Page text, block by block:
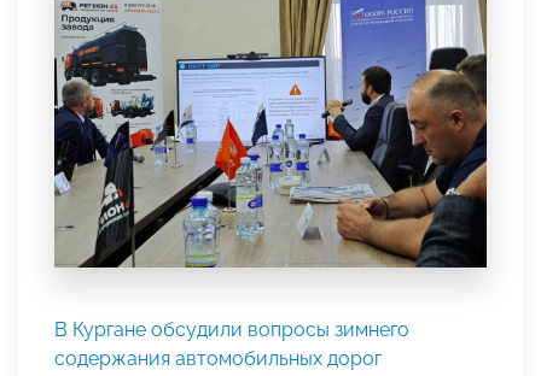
В Кургане обсудили вопросы зимнего
содержания автомобильных дорог